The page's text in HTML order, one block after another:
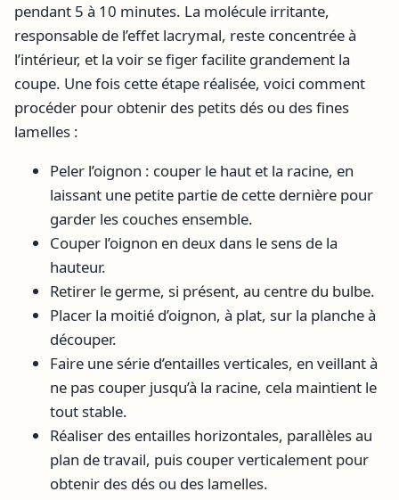
pendant 5 à 10 minutes. La molécule irritante,
responsable de l’effet lacrymal, reste concentrée à
l’intérieur, et la voir se figer facilite grandement la
coupe. Une fois cette étape réalisée, voici comment
procéder pour obtenir des petits dés ou des fines
lamelles :
Peler l’oignon : couper le haut et la racine, en
laissant une petite partie de cette dernière pour
garder les couches ensemble.
Couper l’oignon en deux dans le sens de la
hauteur.
Retirer le germe, si présent, au centre du bulbe.
Placer la moitié d’oignon, à plat, sur la planche à
découper.
Faire une série d’entailles verticales, en veillant à
ne pas couper jusqu’à la racine, cela maintient le
tout stable.
Réaliser des entailles horizontales, parallèles au
plan de travail, puis couper verticalement pour
obtenir des dés ou des lamelles.